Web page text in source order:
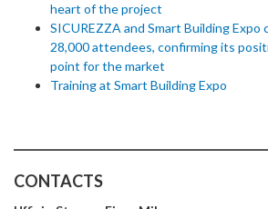
heart of the project
SICUREZZA and Smart Building
28,000 attendees, confirming its
point for the market
Training at Smart Building Expo
CONTACTS